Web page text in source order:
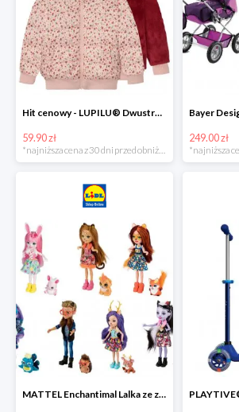
Hit cenowy - LUPILU® Dwustronna kurtka pikowana dziewczęca
59.90 zł
*najniższa cena z 30 dni przed obniżką
249.00 zł
MATTEL Enchantimal Lalka ze zwierzątkiem